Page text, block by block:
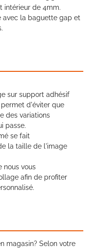
intérieur de 4mm.
avec la baguette gap et
sur support adhésif
d'éviter que
des variations
passe.
se fait
la taille de l'image
nous vous
afin de profiter
magasin? Selon votre